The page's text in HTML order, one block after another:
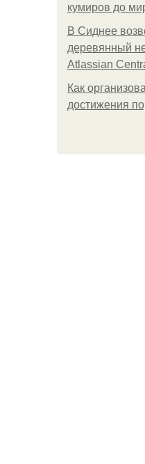
кумиров до
В Сиднее
деревянный
Atlassian
Как
достижения